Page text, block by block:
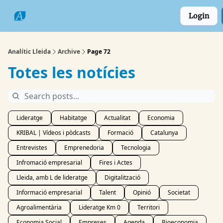
Login
Analític Lleida Archive Page 72
Totes les notícies
Lideratge Habitatge Actualitat
Economia
KRIBAL | Vídeos i pòdcasts
Formació
Catalunya
Entrevistes
Emprenedoria
Tecnologia
Infromació empresarial
Fires i Actes
Lleida, amb L de lideratge
Digitalització
Informació empresarial
Talent Opinió
Societat
Agroalimentària
Lideratge Km 0
Territori